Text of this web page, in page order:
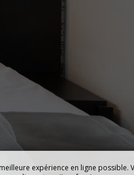
expérience en ligne possible.